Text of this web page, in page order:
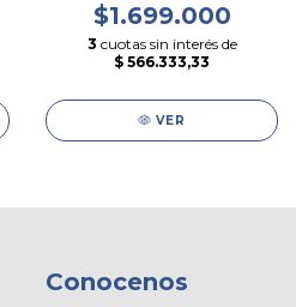
$1.699.000
3 cuotas sin interés de
$ 566.333,33
VER
Conocenos